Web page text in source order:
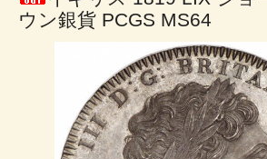
ウン銀貨 PCGS MS64